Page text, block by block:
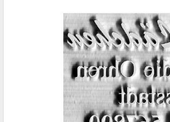
PRINTY Z. SELBER SETZEN
TRODAT® VINTAGE
TRODAT® CREATIVE MINI STEMPEL
TRODAT® PIXEL STAMP